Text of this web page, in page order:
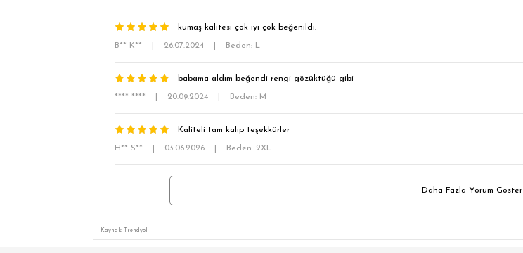
kumaş kalitesi çok iyi çok beğenildi.
B** K** 26.07.2024 Beden: L
babama aldım beğendi rengi gözüktüğü gibi
**** **** 20.09.2024 Beden: M
Kaliteli tam kalıp teşekkürler
H** S** 03.06.2026 Beden: 2XL
Daha Fazla Yorum Göster
Kaynak: Trendyol